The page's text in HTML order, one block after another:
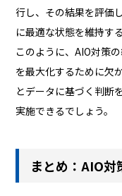
行し、その結果を評価
に最適な状態を維持す
このように、AIO対策
を最大化するために欠
とデータに基づく判断
実施できるでしょう。
まとめ：AIO対